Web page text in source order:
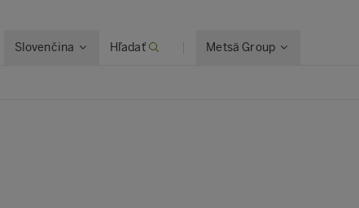
Slovenčina Hľadať Metsä Group